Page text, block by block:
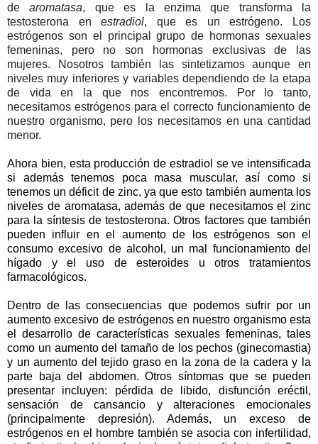
de
aromatasa, que es la enzima que transforma la
testosterona en
estradiol, que es un estrógeno.
Los
estrógenos son el principal grupo de hormonas sexuales
femeninas, pero no son hormonas exclusivas de las
mujeres. Nosotros también las sintetizamos aunque en
niveles muy inferiores y variables dependiendo de la etapa
de vida en la que nos encontremos. Por lo tanto,
necesitamos estrógenos para el correcto funcionamiento de
nuestro organismo, pero los necesitamos en una cantidad
menor.
Ahora bien, esta producción de estradiol se ve intensificada
si además tenemos poca masa muscular, así como si
tenemos un déficit de zinc, ya que esto también aumenta los
niveles de aromatasa, además de que necesitamos el zinc
para la síntesis de testosterona. Otros factores que también
pueden influir en el aumento de los estrógenos son el
consumo excesivo de alcohol, un mal funcionamiento del
hígado y el uso de esteroides u otros tratamientos
farmacológicos.
Dentro de las consecuencias que podemos sufrir por un
aumento excesivo de estrógenos en nuestro organismo esta
el desarrollo de características sexuales femeninas, tales
como un aumento del tamaño de los pechos (ginecomastia)
y un aumento del tejido graso en la zona de la cadera y la
parte baja del abdomen. Otros síntomas que se pueden
presentar incluyen: pérdida de libido, disfunción eréctil,
sensación de cansancio y alteraciones emocionales
(principalmente depresión). Además, un exceso de
estrógenos en el hombre también se asocia con infertilidad,